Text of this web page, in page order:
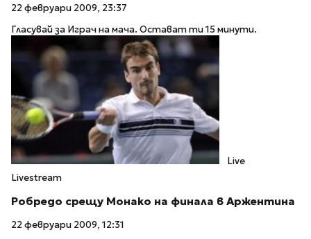
22 февруари 2009, 23:37
Гласувай за Играч на мача. Остават ти 15 минути.
Live
Livestream
Робредо срещу Монако на финала в Аржентина
22 февруари 2009, 12:31